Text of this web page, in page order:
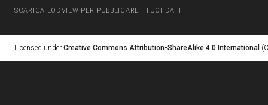
SCARICA LODVIEW PER PUBBLICARE I TUOI DATI
Licensed under Creative Commons Attribution-ShareAlike 4.0 International